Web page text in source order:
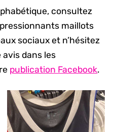
consultez
maillots
sociaux et n’hésitez
dans les
publication Facebook.